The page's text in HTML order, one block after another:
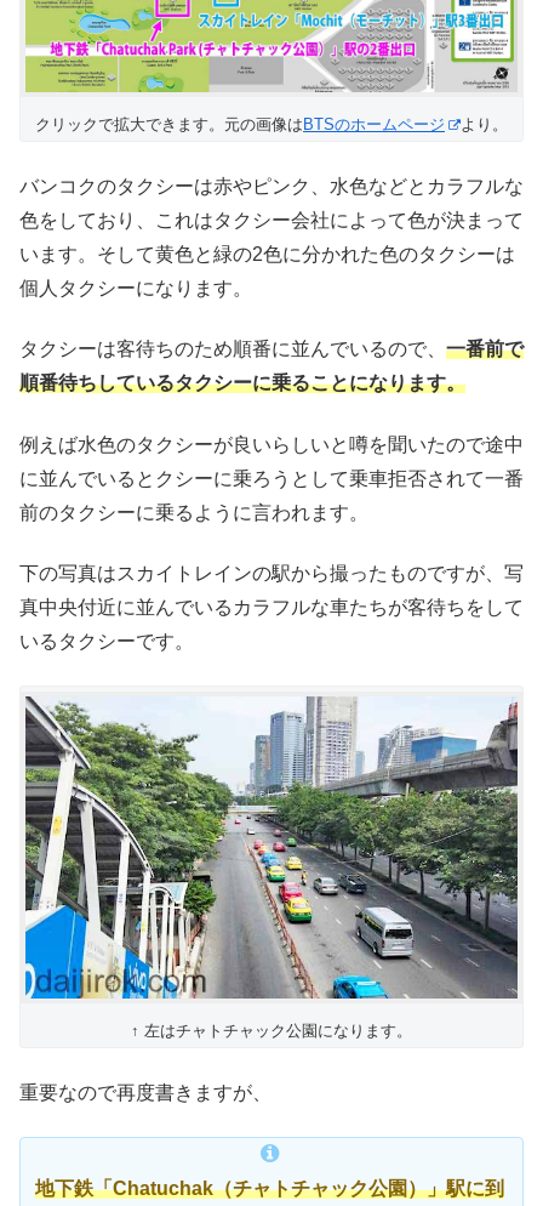
クリックで拡大できます。元の画像は BTSのホームページ より。
バンコクのタクシーは赤やピンク、水色などとカラフルな
色をしており、これはタクシー会社によって色が決まって
います。そして黄色と緑の2色に分かれた色のタクシーは
個人タクシーになります。
タクシーは客待ちのため順番に並んでいるので、 一番前で
順番待ちしているタクシーに乗ることになります。
例えば水色のタクシーが良いらしいと噂を聞いたので途中
に並んでいるとクシーに乗ろうとして乗車拒否されて一番
前のタクシーに乗るように言われます。
下の写真はスカイトレインの駅から撮ったものですが、写
真中央付近に並んでいるカラフルな車たちが客待ちをして
いるタクシーです。
↑ 左はチャトチャック公園になります。
重要なので再度書きますが、
地下鉄「Chatuchak（チャトチャック公園）」駅に到